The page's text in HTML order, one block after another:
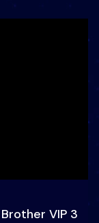
VIP 3